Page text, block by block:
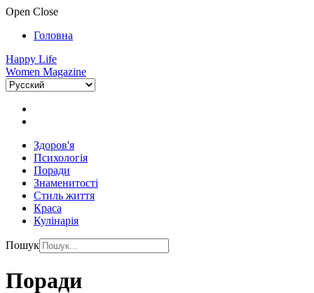
Open Close
Головна
Happy Life
Women Magazine
Здоров'я
Психологія
Поради
Знаменитості
Стиль життя
Краса
Кулінарія
Пошук
Поради